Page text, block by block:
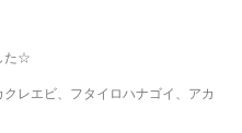
た☆
レエビ、フタイロハナゴイ、アカ